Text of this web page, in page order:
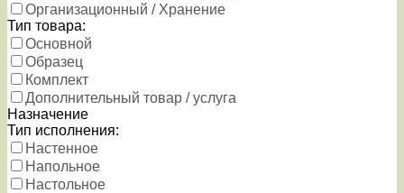
Организационный / Хранение
Тип товара:
Основной
Образец
Комплект
Дополнительный товар / услуга
Назначение
Тип исполнения:
Настенное
Напольное
Настольное